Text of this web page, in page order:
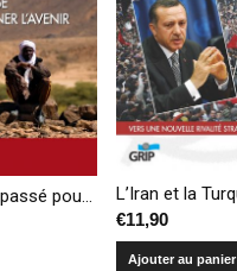
Sahel : Éclairer le passé pour mieux dessiner l’avenir
€11,90
Ajouter au panier